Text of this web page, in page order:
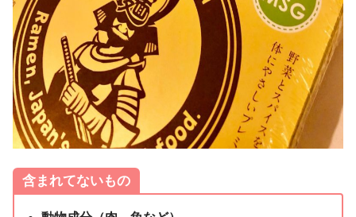
含まれてないもの